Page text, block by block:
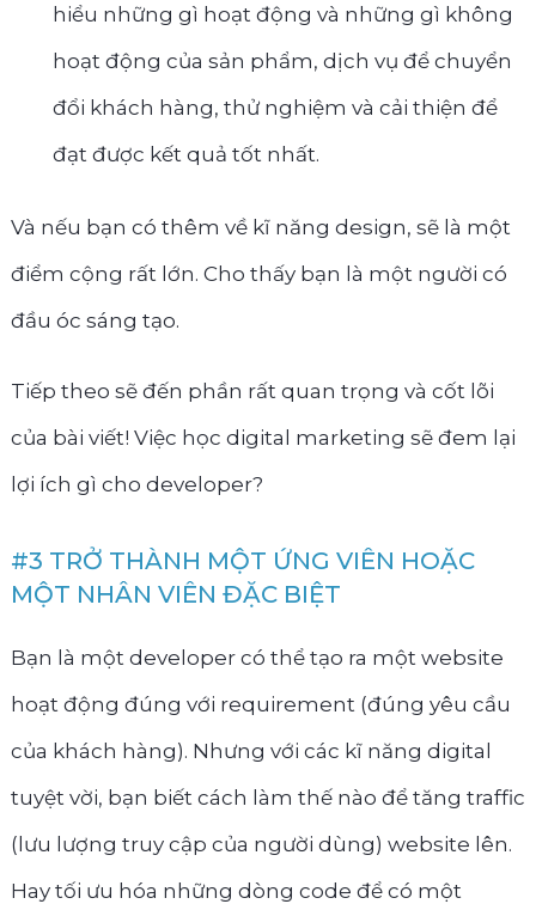
hiểu những gì hoạt động và những gì không
hoạt động của sản phẩm, dịch vụ để chuyển
đổi khách hàng, thử nghiệm và cải thiện để
đạt được kết quả tốt nhất.
Và nếu bạn có thêm về kĩ năng design, sẽ là một
điểm cộng rất lớn. Cho thấy bạn là một người có
đầu óc sáng tạo.
Tiếp theo sẽ đến phần rất quan trọng và cốt lõi
của bài viết! Việc học digital marketing sẽ đem lại
lợi ích gì cho developer?
#3 TRỞ THÀNH MỘT ỨNG VIÊN HOẶC
MỘT NHÂN VIÊN ĐẶC BIỆT
Bạn là một developer có thể tạo ra một website
hoạt động đúng với requirement (đúng yêu cầu
của khách hàng). Nhưng với các kĩ năng digital
tuyệt vời, bạn biết cách làm thế nào để tăng traffic
(lưu lượng truy cập của người dùng) website lên.
Hay tối ưu hóa những dòng code để có một